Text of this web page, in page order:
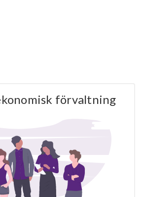
förvaltning